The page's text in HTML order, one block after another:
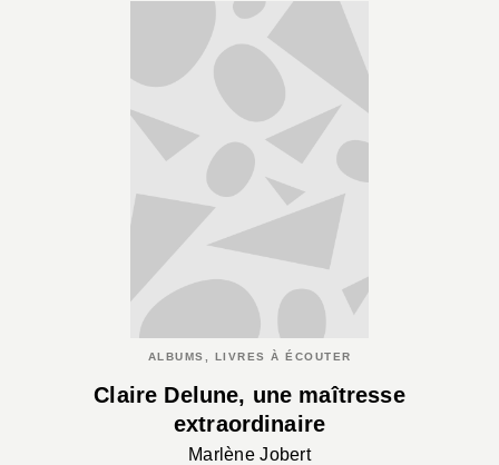
ALBUMS, LIVRES À ÉCOUTER
Claire Delune, une maîtresse
extraordinaire
Marlène Jobert